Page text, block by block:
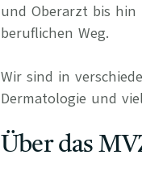
und Oberarzt bis
beruflichen Weg.
Wir sind in
Dermatologie und
Über das